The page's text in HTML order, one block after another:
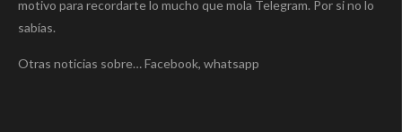
motivo para recordarte lo mucho que mola Telegram. Por si no lo
sabías.
Otras noticias sobre… Facebook, whatsapp